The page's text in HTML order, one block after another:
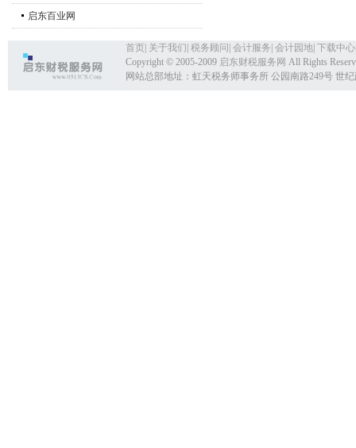
启东百业网
首页 关于我们 税务顾问 会计服务 会计园地 下载中心
Copyright © 2005-2009 启东财税服务网 All Rights
网站总部地址：虹天税务师事务所 公园南路249号 世